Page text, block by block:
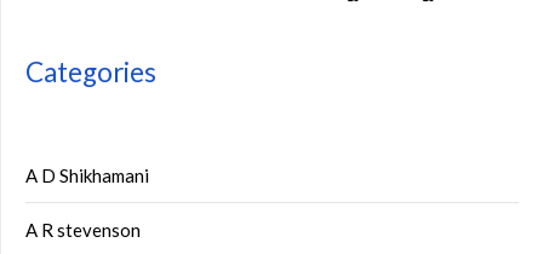
Categories
A D Shikhamani
A R stevenson